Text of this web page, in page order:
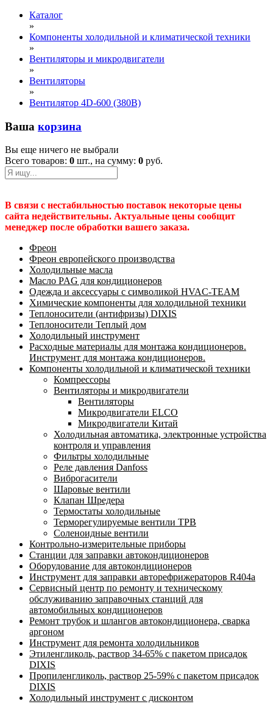
Каталог
»
Компоненты холодильной и климатической техники
»
Вентиляторы и микродвигатели
»
Вентиляторы
»
Вентилятор 4D-600 (380В)
Ваша корзина
Вы еще ничего не выбрали
Всего товаров: 0 шт., на сумму: 0 руб.
В связи с нестабильностью поставок некоторые цены
сайта недействительны. Актуальные цены сообщит
менеджер после обработки вашего заказа.
Фреон
Фреон европейского производства
Холодильные масла
Масло PAG для кондиционеров
Одежда и аксессуары с символикой HVAC-TEAM
Химические компоненты для холодильной техники
Теплоносители (антифризы) DIXIS
Теплоносители Теплый дом
Холодильный инструмент
Расходные материалы для монтажа кондиционеров.
Инструмент для монтажа кондиционеров.
Компоненты холодильной и климатической техники
Компрессоры
Вентиляторы и микродвигатели
Вентиляторы
Микродвигатели ELCO
Микродвигатели Китай
Холодильная автоматика, электронные устройства
контроля и управления
Фильтры холодильные
Реле давления Danfoss
Виброгасители
Шаровые вентили
Клапан Шредера
Термостаты холодильные
Терморегулируемые вентили ТРВ
Соленоидные вентили
Контрольно-измерительные приборы
Станции для заправки автокондиционеров
Оборудование для автокондиционеров
Инструмент для заправки авторефрижераторов R404a
Сервисный центр по ремонту и техническому
обслуживанию заправочных станций для
автомобильных кондиционеров
Ремонт трубок и шлангов автокондиционера, сварка
аргоном
Инструмент для ремонта холодильников
Этиленгликоль, раствор 34-65% с пакетом присадок
DIXIS
Пропиленгликоль, раствор 25-59% с пакетом присадок
DIXIS
Холодильный инструмент с дисконтом